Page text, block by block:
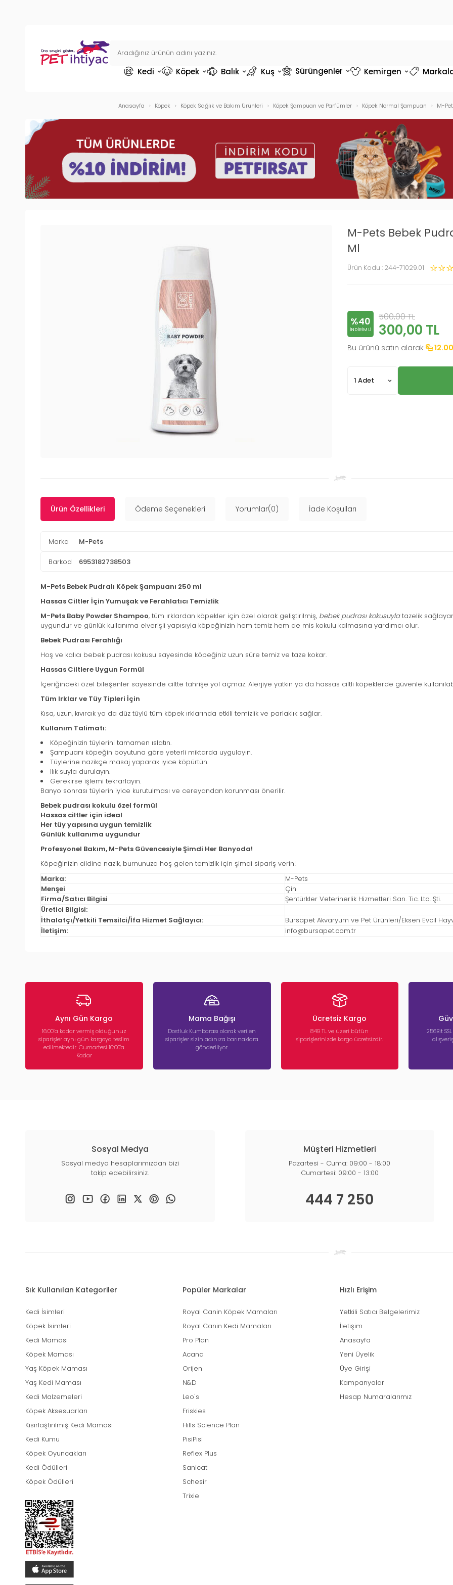
Kedi Köpek Balık Kuş Sürüngenler Kemirgen
Anasayfa Köpek Köpek Sağlık ve Bakım Ürünleri Köpek Şampuan ve Parfümler Köpek Normal Şampuan M-
M-Pets Bebek
Ml
Ürün Kodu : 244-71029.01
%40
INDIRIMLI
500,00TL
300,00 TL
Bu ürünü satın alarak 12.00
Ürün Özellikleri Ödeme Seçenekleri Yorumlar(0) İade Koşulları
Marka M-Pets
Barkod 6953182738503
M-Pets Bebek Pudralı Köpek Şampuanı 250 ml
Hassas Ciltler İçin Yumuşak ve Ferahlatıcı Temizlik
M-Pets Baby Powder Shampoo, tüm ırklardan köpekler için özel olarak geliştirilmiş, bebek pudrası kokusuylatazelik
uygundur ve günlük kullanıma elverişli yapısıyla köpeğinizin hem temiz hem de mis kokulu kalmasına yardımcı olur.
Bebek Pudrası Ferahlığı
Hoş ve kalıcı bebek pudrası kokusu sayesinde köpeğiniz uzun süre temiz ve taze kokar.
Hassas Ciltlere Uygun Formül
İçeriğindeki özel bileşenler sayesinde ciltte tahrişe yol açmaz. Alerjiye yatkın ya da hassas ciltli köpeklerde güvenle
Tüm Irklar ve Tüy Tipleri İçin
Kısa, uzun, kıvırcık ya da düz tüylü tüm köpek ırklarında etkili temizlik ve parlaklık sağlar.
Kullanım Talimatı:
Köpeğinizin tüylerini tamamen ıslatın.
Şampuanı köpeğin boyutuna göre yeterli miktarda uygulayın.
Tüylerine nazikçe masaj yaparak iyice köpürtün.
Ilık suyla durulayın.
Gerekirse işlemi tekrarlayın.
Banyo sonrası tüylerin iyice kurutulması ve cereyandan korunması önerilir.
Bebek pudrası kokulu özel formül
Hassas ciltler için ideal
Her tüy yapısına uygun temizlik
Günlük kullanıma uygundur
Profesyonel Bakım, M-Pets Güvencesiyle Şimdi Her Banyoda!
Köpeğinizin cildine nazik, burnunuza hoş gelen temizlik için şimdi sipariş verin!
Marka:
M-Pets
Menşei
Çin
Firma/Satıcı Bilgisi
Şentürkler Veterinerlik Hizmetleri San. Tic. Ltd. Şti.
Üretici Bilgisi:
İthalatçı/Yetkili Temsilci/İfa Hizmet Sağlayıcı:
Bursapet Akvaryum ve Pet Ürünleri/Eksen Evcil
İletişim:
info@bursapet.com.tr
Aynı Gün Kargo
16:00’a kadar vermiş olduğunuz
siparişler aynı gün kargoya teslim
edilmektedir. Cumartesi 10:00'a
Kadar
Mama Bağışı
Dostluk Kumbarası olarak verilen
siparişler sizin adınıza barınaklara
gönderiliyor.
Ücretsiz Kargo
849 TL ve üzeri bütün
siparişlerinizde kargo ücretsizdir.
256Bit
Sosyal Medya
Sosyal medya hesaplarımızdan bizi
takip edebilirsiniz.
Müşteri Hizmetleri
Pazartesi - Cuma: 09:00 - 18:00
Cumartesi: 09:00 - 13:00
444 7 250
Sık Kullanılan Kategoriler
Kedi İsimleri
Köpek İsimleri
Kedi Maması
Köpek Maması
Yaş Köpek Maması
Yaş Kedi Maması
Kedi Malzemeleri
Köpek Aksesuarları
Kısırlaştırılmış Kedi Maması
Kedi Kumu
Köpek Oyuncakları
Kedi Ödülleri
Köpek Ödülleri
Popüler Markalar
Royal Canin Köpek Mamaları
Royal Canin Kedi Mamaları
Pro Plan
Acana
Orijen
N&D
Leo's
Friskies
Hills Science Plan
PisiPisi
Reflex Plus
Sanicat
Schesir
Trixie
Hızlı Erişim
Yetkili Satıcı Belgelerimiz
İletişim
Anasayfa
Yeni Üyelik
Üye Girişi
Kampanyalar
Hesap Numaralarımız